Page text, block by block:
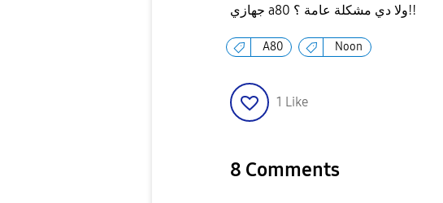
جهازي a80 ولا دي مشكلة عامة ؟!!
A80 Noon
1 Like
8 Comments